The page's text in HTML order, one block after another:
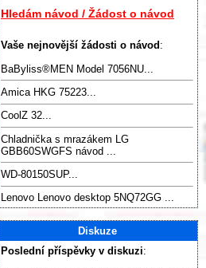
Hledám návod / Žádost o návod
Vaše nejnovější žádosti o návod :
BaByliss®️MEN Model 7056NU...
Amica HKG 75223...
CoolZ 32...
Chladnička s mrazákem LG
GBB60SWGFS návod ...
WD-80150SUP...
Lenovo Lenovo desktop 5NQ72GG ...
Diskuze
Poslední příspěvky v diskuzi: